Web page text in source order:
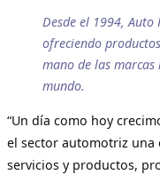
Desde el 1994,
ofreciendo
mano de las
mundo.
“Un día como hoy
el sector automotriz una
servicios y productos,